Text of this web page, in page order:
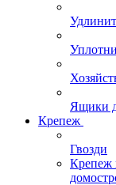
Ящики
Крепеж
Гвозди
Крепеж